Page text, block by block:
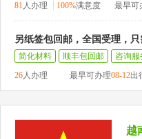
81人办理 100%满意度 最早可
另纸签包回邮，全国受理，
简化材料 顺丰包回邮
咨询服
26人办理 最早可办理08-12出
越